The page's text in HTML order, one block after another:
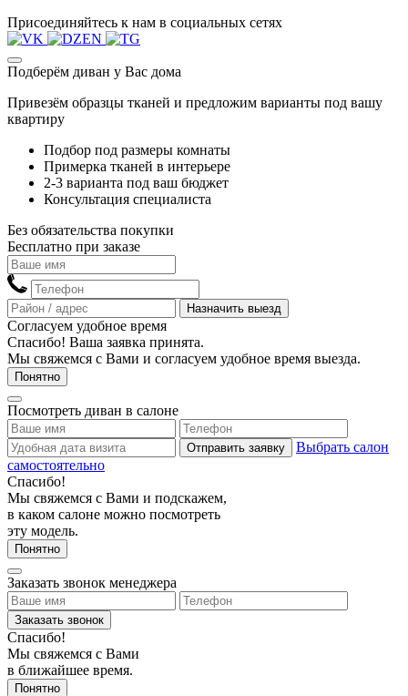
Присоединяйтесь к нам в социальных сетях
Подберём диван у Вас дома
Привезём образцы тканей и предложим варианты под вашу
квартиру
Подбор под размеры комнаты
Примерка тканей в интерьере
2-3 варианта под ваш бюджет
Консультация специалиста
Без обязательства покупки
Бесплатно при заказе
Назначить выезд
Согласуем удобное время
Спасибо! Ваша заявка принята.
Мы свяжемся с Вами и согласуем удобное время выезда.
Понятно
Посмотреть диван в салоне
Отправить заявку
Выбрать салон
самостоятельно
Спасибо!
Мы свяжемся с Вами и подскажем,
в каком салоне можно посмотреть
эту модель.
Понятно
Заказать звонок менеджера
Заказать звонок
Спасибо!
Мы свяжемся с Вами
в ближайшее время.
Понятно